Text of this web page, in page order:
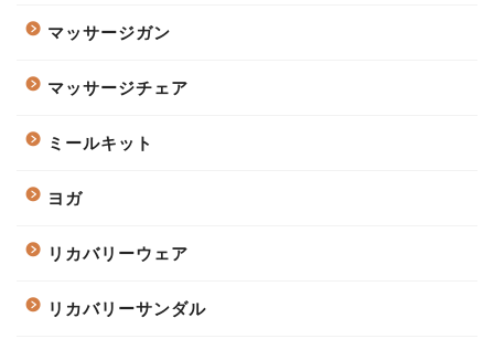
マッサージガン
マッサージチェア
ミールキット
ヨガ
リカバリーウェア
リカバリーサンダル